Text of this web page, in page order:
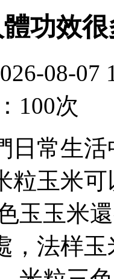
體功效
08-07
100次
常生活
粒玉米可
玉玉米
，法样